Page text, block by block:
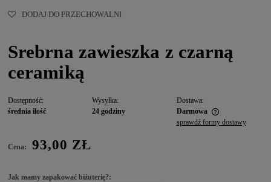
DODAJ DO PRZECHOWALNI
Srebrna zawieszka z czarną
ceramiką
Dostępność:
średnia ilość
Wysyłka:
24 godziny
Dostawa:
Darmowa
sprawdź formy dostawy
Cena: 93,00 ZŁ
Jak mamy zapakować biżuterię?: